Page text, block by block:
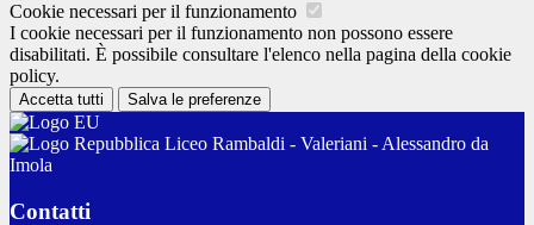
Cookie necessari per il funzionamento
I cookie necessari per il funzionamento non possono essere
disabilitati. È possibile consultare l'elenco nella pagina della cookie
policy.
Accetta tutti Salva le preferenze
Liceo Rambaldi - Valeriani - Alessandro da
Imola
Contatti